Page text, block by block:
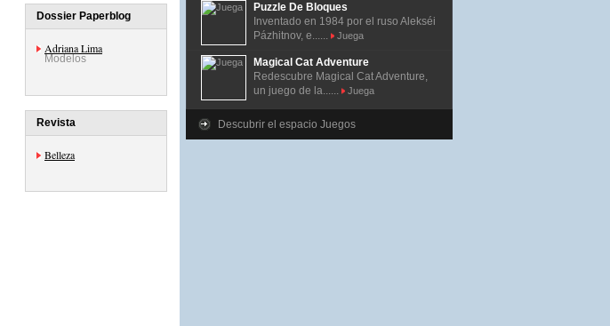
Dossier Paperblog
Adriana Lima
Modelos
Revista
Belleza
Puzzle De Bloques
Inventado en 1984 por el ruso Alekséi
Pázhitnov, e......
Juega
Magical Cat Adventure
Redescubre Magical Cat Adventure,
un juego de la......
Juega
Descubrir el espacio Juegos